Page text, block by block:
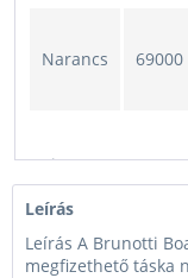
Narancs 69000
Piros 69000
Leírás
Leírás A Brunotti
megfizethető táska